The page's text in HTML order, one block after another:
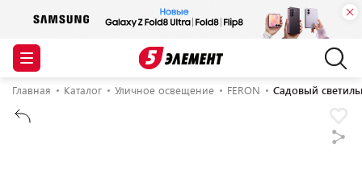
Главная Каталог Уличное освещение FERON Садовый